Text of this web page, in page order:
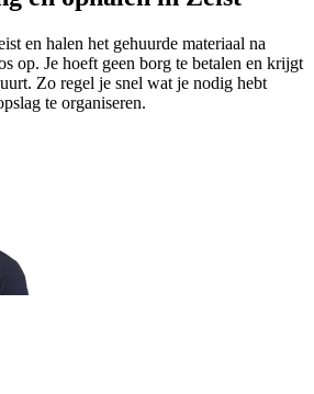
en halen het gehuurde materiaal na
op. Je hoeft geen borg te betalen en krijgt
Zo regel je snel wat je nodig hebt
te organiseren.